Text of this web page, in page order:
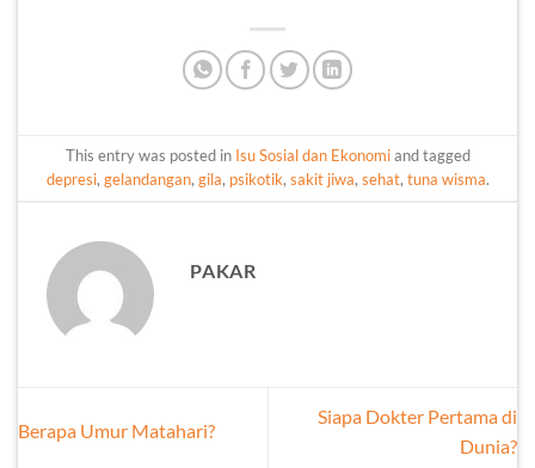
This entry was posted in Isu Sosial dan Ekonomiand tagged
depresi, gelandangan, gila, psikotik, sakit jiwa, sehat, tuna wisma.
PAKAR
Berapa Umur Matahari?
Siapa Dokter Pertama di
Dunia?